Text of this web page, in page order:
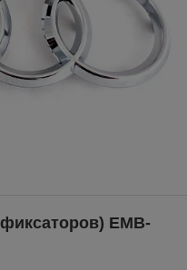
EMB-